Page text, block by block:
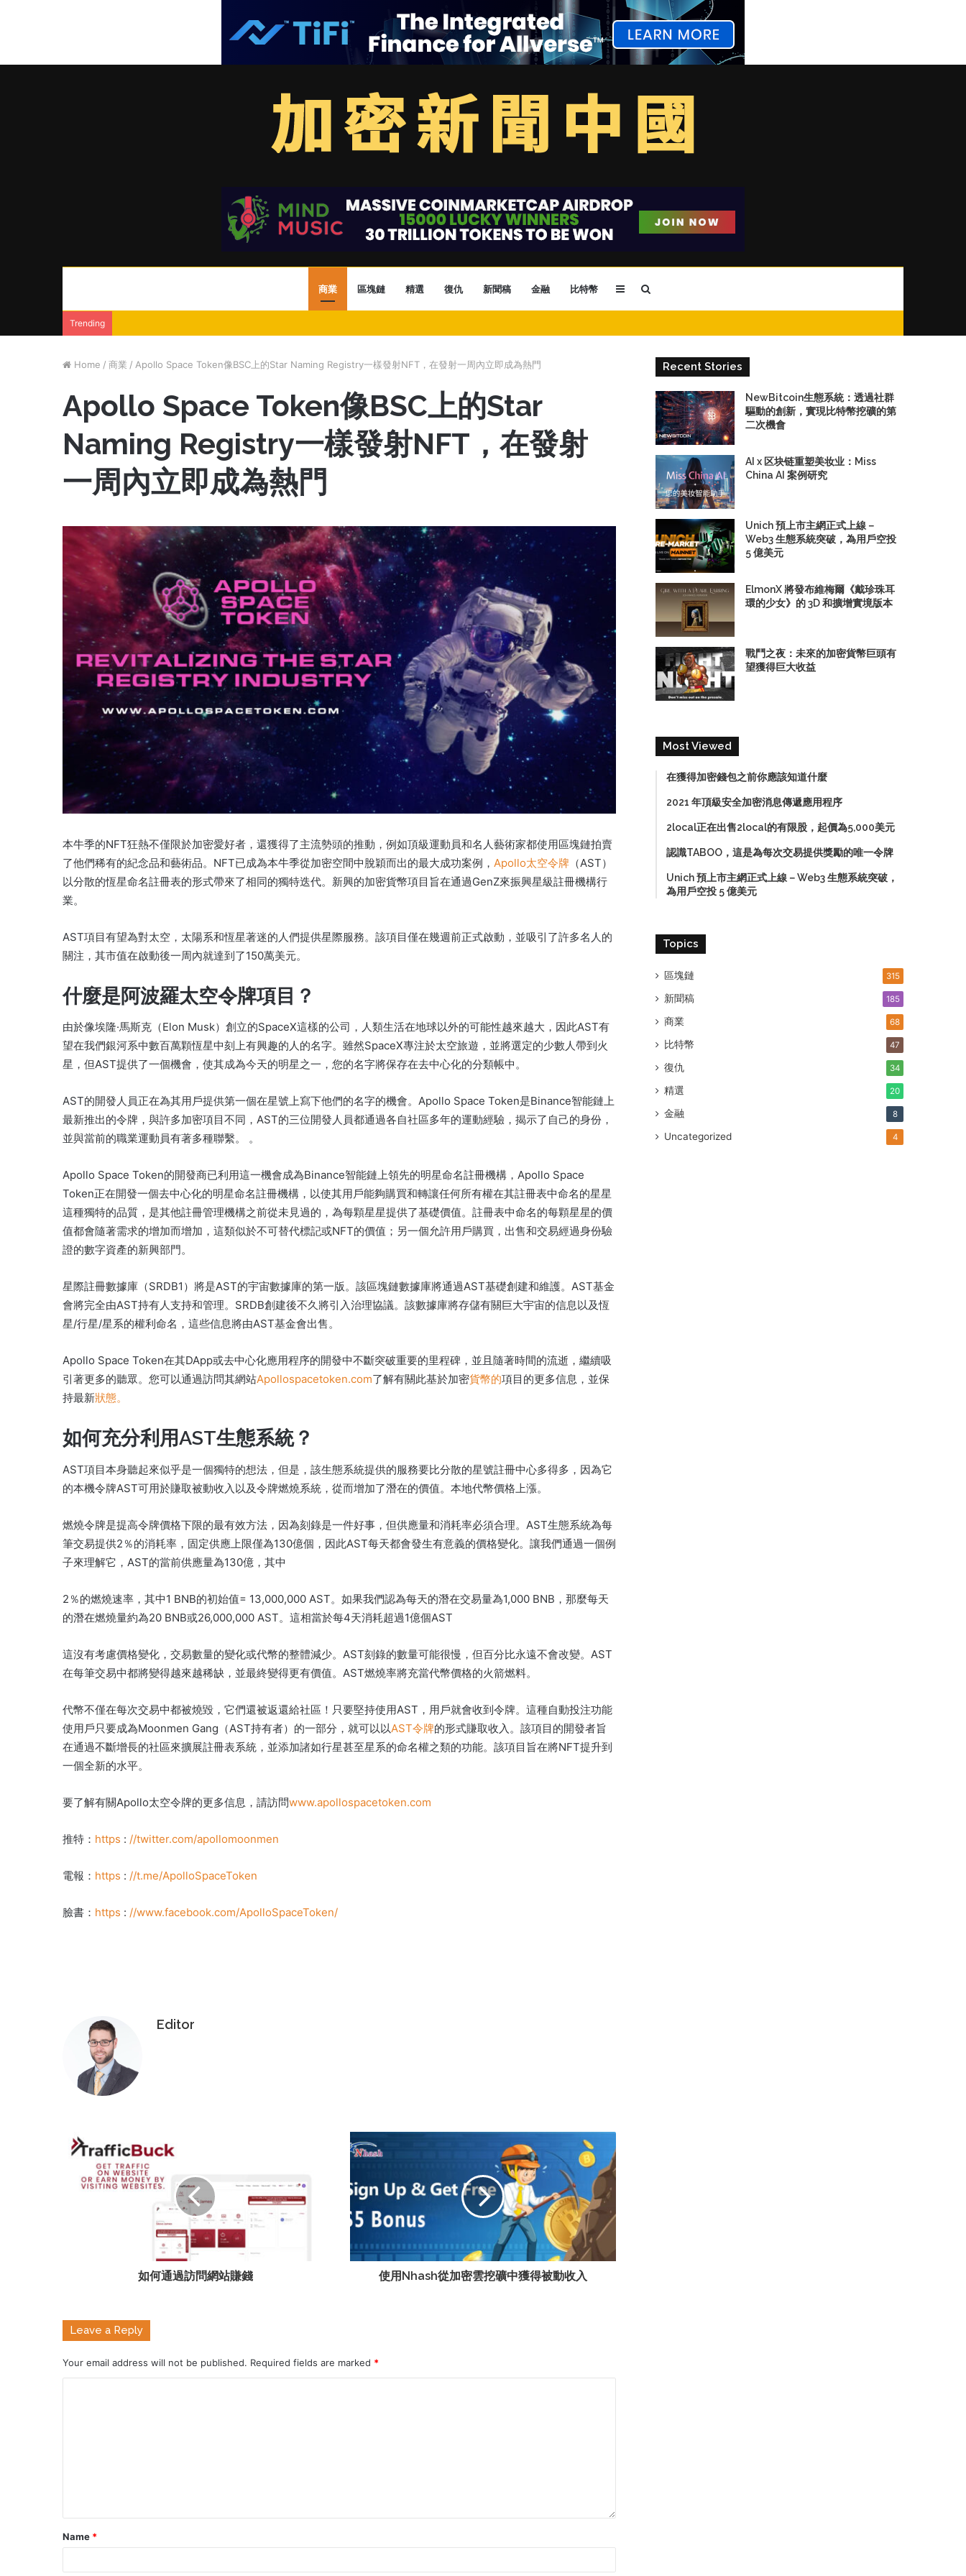
商業 區塊鏈 精選 復仇 新聞稿 金融 比特幣 Sidebar
Trending
Home / 商業 / Apollo Space Token像BSC上的Star Naming Registry一樣發射NFT，在發射一周內立即成為熱門
Apollo Space Token像BSC上的Star
Naming Registry一樣發射NFT，在發射
一周內立即成為熱門
本牛季的NFT狂熱不僅限於加密愛好者，還獲得了主流勢頭的推動，例如頂級運動員和名人藝術家都使用區塊鏈拍賣
了他們稀有的紀念品和藝術品。 NFT已成為本牛季從加密空間中脫穎而出的最大成功案例， Apollo太空令牌 （AST）
以分散的恆星命名註冊表的形式帶來了相同的獨特迭代。 新興的加密貨幣項目旨在通過GenZ來振興星級註冊機構行
業。
AST項目有望為對太空，太陽系和恆星著迷的人們提供星際服務。 該項目僅在幾週前正式啟動，並吸引了許多名人的
關注，其市值在啟動後一周內就達到了150萬美元。
什麼是阿波羅太空令牌項目？
由於像埃隆·馬斯克（Elon Musk）創立的SpaceX這樣的公司，人類生活在地球以外的可能性越來越大，因此AST有
望在我們銀河系中數百萬顆恆星中刻上有興趣的人的名字。 雖然SpaceX專注於太空旅遊，並將選定的少數人帶到火
星，但AST提供了一個機會，使其成為今天的明星之一，您的名字將保存在去中心化的分類帳中。
AST的開發人員正在為其用戶提供第一個在星號上寫下他們的名字的機會。 Apollo Space Token是Binance智能鏈上
最新推出的令牌，與許多加密項目不同，AST的三位開發人員都通過各自社區多年的運動經驗，揭示了自己的身份，
並與當前的職業運動員有著多種聯繫。 。
Apollo Space Token的開發商已利用這一機會成為Binance智能鏈上領先的明星命名註冊機構，Apollo Space
Token正在開發一個去中心化的明星命名註冊機構，以使其用戶能夠購買和轉讓任何所有權在其註冊表中命名的星星
這種獨特的品質，是其他註冊管理機構之前從未見過的，為每顆星星提供了基礎價值。 註冊表中命名的每顆星星的價
值都會隨著需求的增加而增加，這類似於不可替代標記或NFT的價值； 另一個允許用戶購買，出售和交易經過身份驗
證的數字資產的新興部門。
星際註冊數據庫（SRDB1）將是AST的宇宙數據庫的第一版。 該區塊鏈數據庫將通過AST基礎創建和維護。 AST基金
會將完全由AST持有人支持和管理。 SRDB創建後不久將引入治理協議。 該數據庫將存儲有關巨大宇宙的信息以及恆
星/行星/星系的權利命名，這些信息將由AST基金會出售。
Apollo Space Token在其DApp或去中心化應用程序的開發中不斷突破重要的里程碑，並且隨著時間的流逝，繼續吸
引著更多的聽眾。 您可以通過訪問其網站Apollospacetoken.com了解有關此基於加密貨幣的項目的更多信息，並保
持最新狀態。
如何充分利用AST生態系統？
AST項目本身聽起來似乎是一個獨特的想法，但是，該生態系統提供的服務要比分散的星號註冊中心多得多，因為它
的本機令牌AST可用於賺取被動收入以及令牌燃燒系統，從而增加了潛在的價值。本地代幣價格上漲。
燃燒令牌是提高令牌價格下限的最有效方法，因為刻錄是一件好事，但供應量和消耗率必須合理。 AST生態系統為每
筆交易提供2％的消耗率，固定供應上限僅為130億個，因此AST每天都會發生有意義的價格變化。 讓我們通過一個例
子來理解它，AST的當前供應量為130億，其中
2％的燃燒速率，其中1 BNB的初始值= 13,000,000 AST。 如果我們認為每天的潛在交易量為1,000 BNB，那麼每天
的潛在燃燒量約為20 BNB或26,000,000 AST。 這相當於每4天消耗超過1億個AST
這沒有考慮價格變化，交易數量的變化或代幣的整體減少。 AST刻錄的數量可能很慢，但百分比永遠不會改變。 AST
在每筆交易中都將變得越來越稀缺，並最終變得更有價值。 AST燃燒率將充當代幣價格的火箭燃料。
代幣不僅在每次交易中都被燒毀，它們還被返還給社區！ 只要堅持使用AST，用戶就會收到令牌。 這種自動投注功能
使用戶只要成為Moonmen Gang（AST持有者）的一部分，就可以以AST令牌的形式賺取收入 。 該項目的開發者旨
在通過不斷增長的社區來擴展註冊表系統，並添加諸如行星甚至星系的命名權之類的功能。 該項目旨在將NFT提升到
一個全新的水平。
要了解有關Apollo太空令牌的更多信息，請訪問www.apollospacetoken.com
推特： https : //twitter.com/apollomoonmen
電報： https : //t.me/ApolloSpaceToken
臉書： https : //www.facebook.com/ApolloSpaceToken/
Editor
如何通過訪問網站賺錢 使用Nhash從加密雲挖礦中獲得被動收入
Leave a Reply
Your email address will not be published. Required fields are marked *
Name *
Recent Stories
NewBitcoin生態系統：透過社群
驅動的創新，實現比特幣挖礦的第
二次機會
AI x 区块链重塑美妆业：Miss
China AI 案例研究
Unich 預上市主網正式上線－
Web3 生態系統突破，為用戶空投
5 億美元
ElmonX 將發布維梅爾《戴珍珠耳
環的少女》的 3D 和擴增實境版本
戰鬥之夜：未來的加密貨幣巨頭有
望獲得巨大收益
Most Viewed
在獲得加密錢包之前你應該知道什麼
2021 年頂級安全加密消息傳遞應用程序
2local正在出售2local的有限股，起價為5,000美元
認識TABOO，這是為每次交易提供獎勵的唯一令牌
Unich 預上市主網正式上線－Web3 生態系統突破，
為用戶空投 5 億美元
Topics
區塊鏈 315
新聞稿 185
商業 68
比特幣 47
復仇 34
精選 20
金融 8
Uncategorized 4